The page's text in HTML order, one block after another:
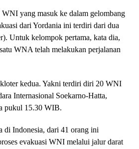
yang masuk ke dalam gelombang
dari Yordania ini terdiri dari dua
Untuk kelompok pertama, kata dia,
WNA telah melakukan perjalanan
kedua. Yakni terdiri diri 20 WNI
Internasional Soekarno-Hatta,
pukul 15.30 WIB.
di Indonesia, dari 41 orang ini
evakuasi WNI melalui jalur darat